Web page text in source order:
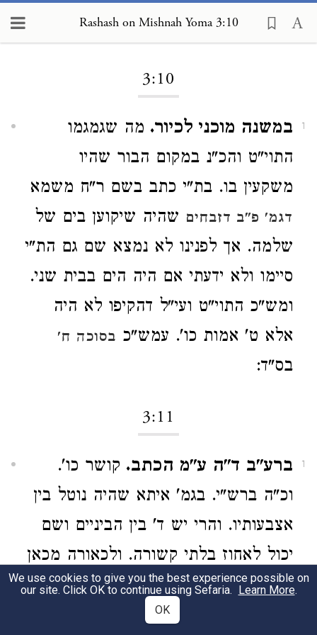
Rashash on Mishnah Yoma 3:10
3:10
1 במשנה מוכני לכיור. מה שגמגמו
התוי"ט והכ"נ במקום הבור שהיו
משקעין בו. בת"י כתב בשם ר"ח משמא
דגמ' פ"ב דזבחים שהיה שיקוען בים של
שלמה. אך לפנינו לא נמצא שם גם הת"י
סיימו ולא ידעתי אם היה הים בבית שני.
ומש"כ התוי"ט ועי"ל דהקיפו לא היה
אלא ט' אמות כו'. עמש"כ בסוכה ח'
בס"ד:
3:11
1 ברע"ב ד"ה ע"מ הכתב. קושר כו'.
וכ"ה ברש"י. בגמ' איתא שהיה נוטל בין
אצבעותיו. והרי יש ד' בין הביניים ושם
יכול לאחוז בלתי קשורה. ולכאורה מכאן
סתירה למה שהבאתיבמגילה (ח' ב')
דאותיות השם צריך לכותבן כסדרן. דהא
We use cookies to give you the best experience possible on
our site. Click OK to continue using Sefaria. Learn More.
OK